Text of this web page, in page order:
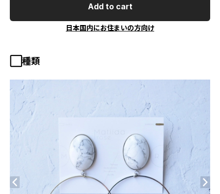
Add to cart
日本国内にお住まいの方向け
⬜︎種類